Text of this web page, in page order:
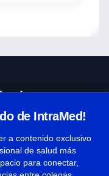
de IntraMed!
a contenido exclusivo
de salud más
para conectar,